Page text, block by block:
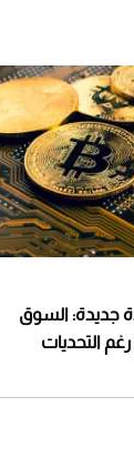
جديدة: السوق
التحديات